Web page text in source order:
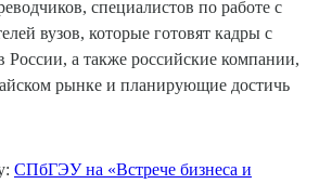
специалистов по работе с
вузов, которые готовят кадры с
России, а также российские компании,
рынке и планирующие достичь
СПбГЭУ на «Встрече бизнеса и